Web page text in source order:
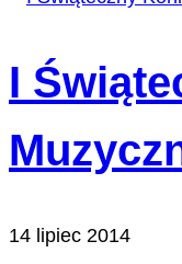
I
14 lipiec 2014